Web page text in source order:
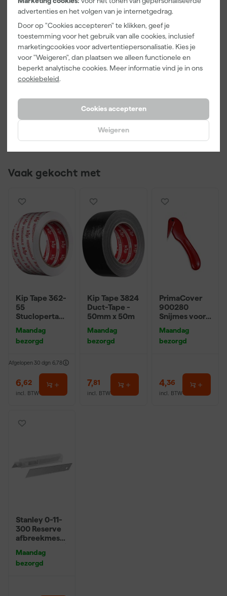
advertenties en het volgen van je internetgedrag.
Door op "Cookies accepteren" te klikken, geef je
toestemming voor het gebruik van alle cookies, inclusief
marketingcookies voor advertentiepersonalisatie. Kies je
voor "Weigeren", dan plaatsen we alleen functionele en
beperkt analytische cookies. Meer informatie vind je in ons
cookiebeleid.
Cookies accepteren
Weigeren
Standard. Basic is van iets dunner materiaal voor wat minder
kiezen voor de Primacover Standard.
Breedte
Bekijk alle kenmerken
Documenten
Handleiding
Kenmerkenblad
Vaak gekocht met
Kip Tape 362-
55
Stuclopertap
Verwijderbaar
- 50mm x
Maandag
bezorgd
Afgelopen 30 dgn 6,78
6,62
incl. BTW
Kip Tape 3824
Duct-Tape -
50mm x 50m
Maandag
bezorgd
7,81
incl. BTW
PrimaCover
900280
Snijmes voor
afdekvlies
Maandag
bezorgd
4,36
incl. BTW
Stanley 0-11-
300 Reserve
afbreekmesse
Maandag
bezorgd